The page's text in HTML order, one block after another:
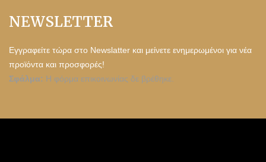
NEWSLETTER
Εγγραφείτε τώρα στο Newslatter και μείνετε ενημερωμένοι για νέα
προϊόντα και προσφορές!
Σφάλμα: Η φόρμα επικοινωνίας δε βρέθηκε.